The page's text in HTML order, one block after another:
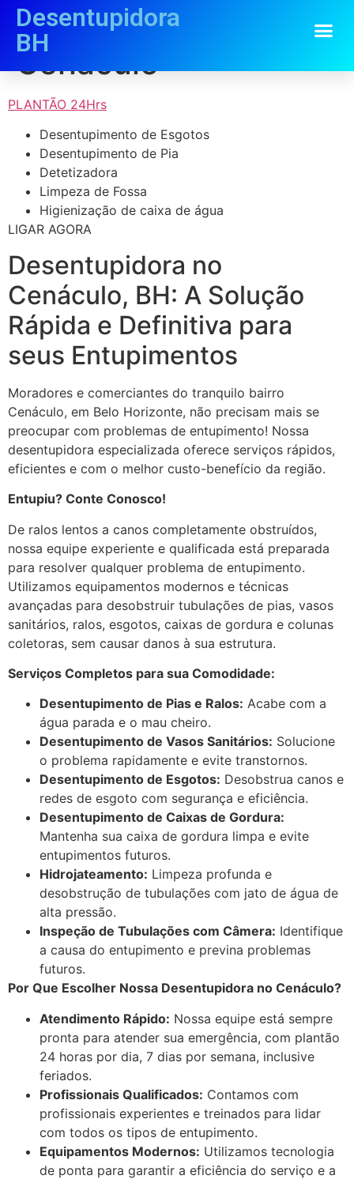
Desentupidora
BH
Desentupidora
Cenáculo
PLANTÃO 24Hrs
Desentupimento de Esgotos
Desentupimento de Pia
Detetizadora
Limpeza de Fossa
Higienização de caixa de água
LIGAR AGORA
Desentupidora no
Cenáculo, BH: A Solução
Rápida e Definitiva para
seus Entupimentos
Moradores e comerciantes do tranquilo bairro
Cenáculo, em Belo Horizonte, não precisam mais se
preocupar com problemas de entupimento! Nossa
desentupidora especializada oferece serviços rápidos,
eficientes e com o melhor custo-benefício da região.
Entupiu? Conte Conosco!
De ralos lentos a canos completamente obstruídos,
nossa equipe experiente e qualificada está preparada
para resolver qualquer problema de entupimento.
Utilizamos equipamentos modernos e técnicas
avançadas para desobstruir tubulações de pias, vasos
sanitários, ralos, esgotos, caixas de gordura e colunas
coletoras, sem causar danos à sua estrutura.
Serviços Completos para sua Comodidade:
Desentupimento de Pias e Ralos: Acabe com a
água parada e o mau cheiro.
Desentupimento de Vasos Sanitários: Solucione
o problema rapidamente e evite transtornos.
Desentupimento de Esgotos: Desobstrua canos e
redes de esgoto com segurança e eficiência.
Desentupimento de Caixas de Gordura:
Mantenha sua caixa de gordura limpa e evite
entupimentos futuros.
Hidrojateamento: Limpeza profunda e
desobstrução de tubulações com jato de água de
alta pressão.
Inspeção de Tubulações com Câmera: Identifique
a causa do entupimento e previna problemas
futuros.
Por Que Escolher Nossa Desentupidora no Cenáculo?
Atendimento Rápido: Nossa equipe está sempre
pronta para atender sua emergência, com plantão
24 horas por dia, 7 dias por semana, inclusive
feriados.
Profissionais Qualificados: Contamos com
profissionais experientes e treinados para lidar
com todos os tipos de entupimento.
Equipamentos Modernos: Utilizamos tecnologia
de ponta para garantir a eficiência do serviço e a